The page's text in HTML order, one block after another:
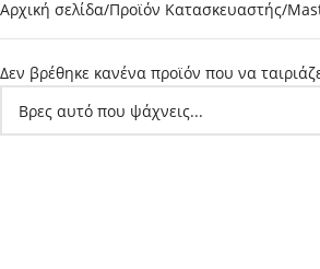
Αρχική σελίδα Προϊόν Κατασκευαστής
Δεν βρέθηκε κανένα προϊόν που να